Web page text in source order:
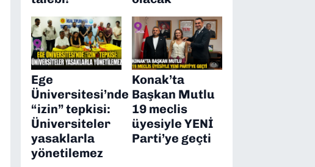
Ege
Üniversitesi’nde
“izin” tepkisi:
Üniversiteler
yasaklarla
yönetilemez
Konak’ta
Başkan Mutlu
19 meclis
üyesiyle YENİ
Parti’ye geçti